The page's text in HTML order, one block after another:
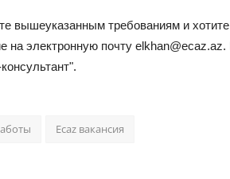
вышеуказанным требованиям и
на электронную почту elkhan@ecaz.az.
Ecaz вакансия